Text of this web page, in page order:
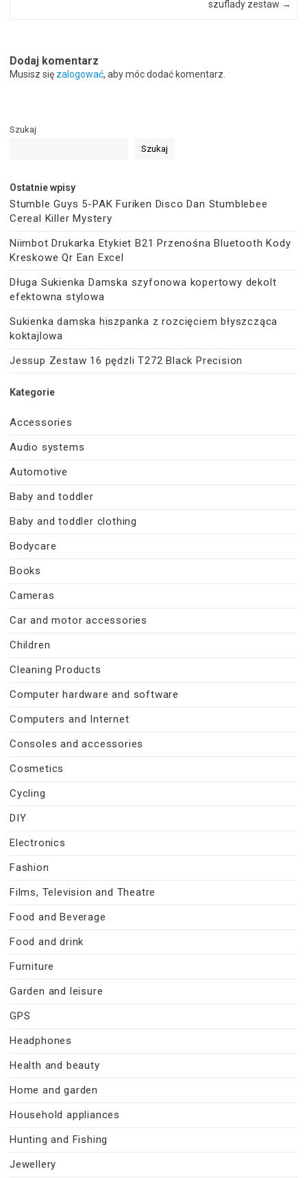
szuflady zestaw →
Dodaj komentarz
Musisz się zalogować, aby móc dodać komentarz.
Szukaj
Szukaj
Ostatnie wpisy
Stumble Guys 5-PAK Furiken Disco Dan Stumblebee
Cereal Killer Mystery
Niimbot Drukarka Etykiet B21 Przenośna Bluetooth Kody
Kreskowe Qr Ean Excel
Długa Sukienka Damska szyfonowa kopertowy dekolt
efektowna stylowa
Sukienka damska hiszpanka z rozcięciem błyszcząca
koktajlowa
Jessup Zestaw 16 pędzli T272 Black Precision
Kategorie
Accessories
Audio systems
Automotive
Baby and toddler
Baby and toddler clothing
Bodycare
Books
Cameras
Car and motor accessories
Children
Cleaning Products
Computer hardware and software
Computers and Internet
Consoles and accessories
Cosmetics
Cycling
DIY
Electronics
Fashion
Films, Television and Theatre
Food and Beverage
Food and drink
Furniture
Garden and leisure
GPS
Headphones
Health and beauty
Home and garden
Household appliances
Hunting and Fishing
Jewellery